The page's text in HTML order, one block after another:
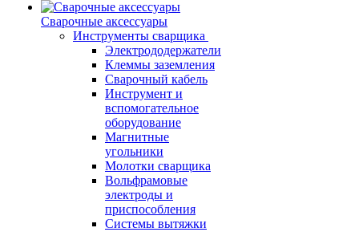
Сварочные аксессуары
Инструменты сварщика
Электрододержатели
Клеммы заземления
Сварочный кабель
Инструмент и
вспомогательное
оборудование
Магнитные
угольники
Молотки сварщика
Вольфрамовые
электроды и
приспособления
Системы вытяжки